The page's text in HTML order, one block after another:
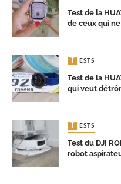
Test de la
de ceux qui
TESTS
Test de la
qui veut
TESTS
Test du DJI
robot